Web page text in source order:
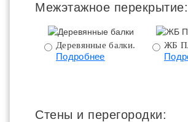
Межэтажное перекрытие:
Деревянные балки.
Подробнее
ЖБ
Стены и перегородки: